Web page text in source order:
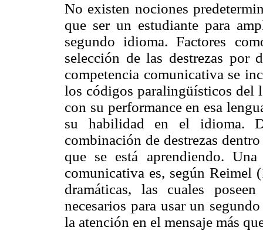
No existen nociones
que ser un estudiante para
segundo idioma. Factores
selección de las destrezas por
competencia comunicativa se
los códigos paralingüísticos del
con su performance en esa
su habilidad en el idioma.
combinación de destrezas
que se está aprendiendo.
comunicativa es, según Reimel
dramáticas, las cuales
necesarios para usar un
la atención en el mensaje más